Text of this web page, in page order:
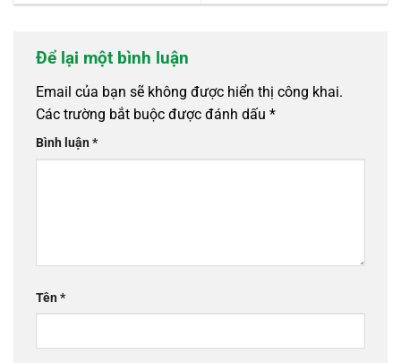
Để lại một bình luận
Email của bạn sẽ không được hiển thị công khai.
Các trường bắt buộc được đánh dấu *
Bình luận*
Tên*